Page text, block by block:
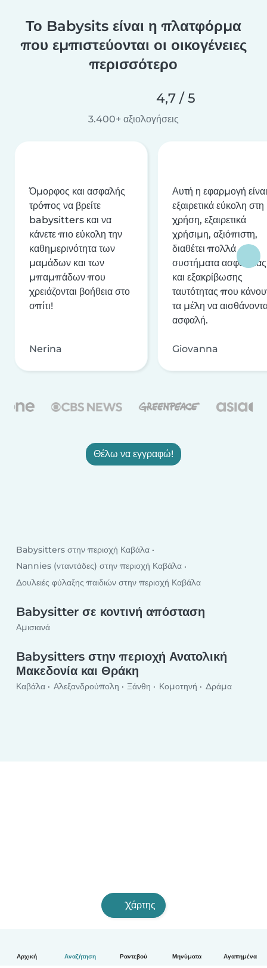
Αρχική Αναζήτηση Ραντεβού Μηνύματα Αγαπημένα
Το Babysits είναι η πλατφόρμα
που εμπιστεύονται οι οικογένειες
περισσότερο
4,7 / 5
3.400+ αξιολογήσεις
Όμορφος και ασφαλής
τρόπος να βρείτε
babysitters και να
κάνετε πιο εύκολη την
καθημερινότητα των
μαμάδων και των
μπαμπάδων που
χρειάζονται βοήθεια στο
σπίτι!
Nerina
Αυτή η εφαρμογή είναι
εξαιρετικά εύκολη στη
χρήση, εξαιρετικά
χρήσιμη, αξιόπιστη,
διαθέτει πολλά
συστήματα ασφαλείας
και εξακρίβωσης
ταυτότητας που
τα μέλη να
ασφαλή.
Giovanna
Θέλω να εγγραφώ!
Babysitters στην περιοχή Καβάλα
Nannies (νταντάδες) στην περιοχή Καβάλα
Δουλειές φύλαξης παιδιών στην περιοχή Καβάλα
Babysitter σε κοντινή απόσταση
Αμισιανά
Babysitters στην περιοχή Ανατολική
Μακεδονία και Θράκη
Καβάλα Αλεξανδρούπολη Ξάνθη Κομοτηνή Δράμα
Χάρτης